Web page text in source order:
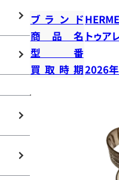
ブランド
商品名 トゥ
型番
買取時期2026